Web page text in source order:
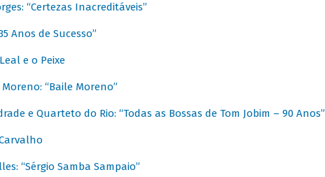
“Certezas Inacreditáveis”
Anos de Sucesso”
e o Peixe
“Baile Moreno”
e Quarteto do Rio: “Todas as Bossas de Tom Jobim – 90 Anos”
“Sérgio Samba Sampaio”